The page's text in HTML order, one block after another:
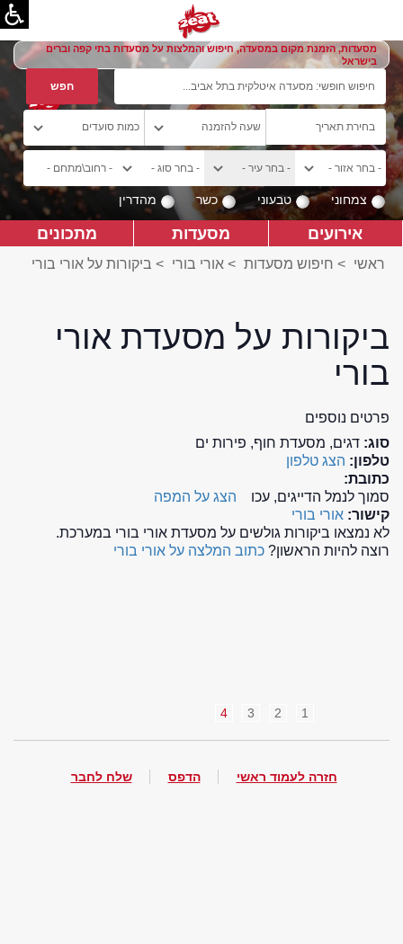
מסעדות, הזמנת מקום במסעדה, חיפוש והמלצות על מסעדות בתי קפה וברים
בישראל
צמחוני טבעוני כשר מהדרין
אירועים מסעדות מתכונים
ראשי > חיפוש מסעדות > אורי בורי > ביקורות על אורי בורי
ביקורות על מסעדת אורי
בורי
פרטים נוספים
סוג: דגים, מסעדת חוף, פירות ים
טלפון: הצג טלפון
כתובת:
סמוך לנמל הדייגים, עכו
הצג על המפה
קישור: אורי בורי
לא נמצאו ביקורות גולשים על מסעדת אורי בורי במערכת.
רוצה להיות הראשון? כתוב המלצה על אורי בורי
1
2
3
4
חזרה לעמוד ראשי הדפס שלח לחבר